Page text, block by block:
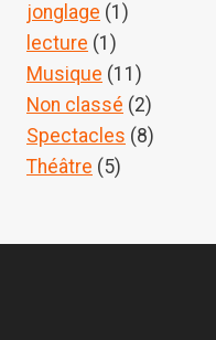
jonglage (1)
lecture (1)
Musique (11)
Non classé (2)
Spectacles (8)
Théâtre (5)